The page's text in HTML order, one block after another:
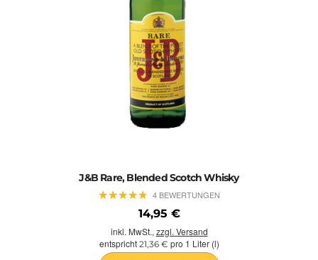
J&B Rare, Blended Scotch Whisky
★★★★★
★★★★★ 4 BEWERTUNGEN
14,95 €
inkl. MwSt., zzgl. Versand
entspricht 21,36 € pro 1 Liter (l)